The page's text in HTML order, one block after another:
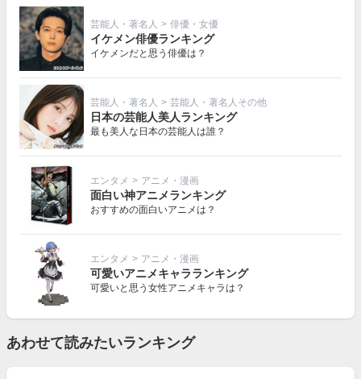
芸能人・著名人 > 俳優・女優
イケメン俳優ランキング
イケメンだと思う俳優は？
芸能人・著名人 > 芸能人・著名人その他
日本の芸能人美人ランキング
最も美人な日本の芸能人は誰？
エンタメ > アニメ・漫画
面白い神アニメランキング
おすすめの面白いアニメは？
エンタメ > アニメ・漫画
可愛いアニメキャラランキング
可愛いと思う女性アニメキャラは？
あわせて読みたいランキング